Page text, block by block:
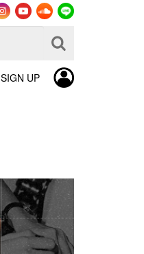
SIGN UP